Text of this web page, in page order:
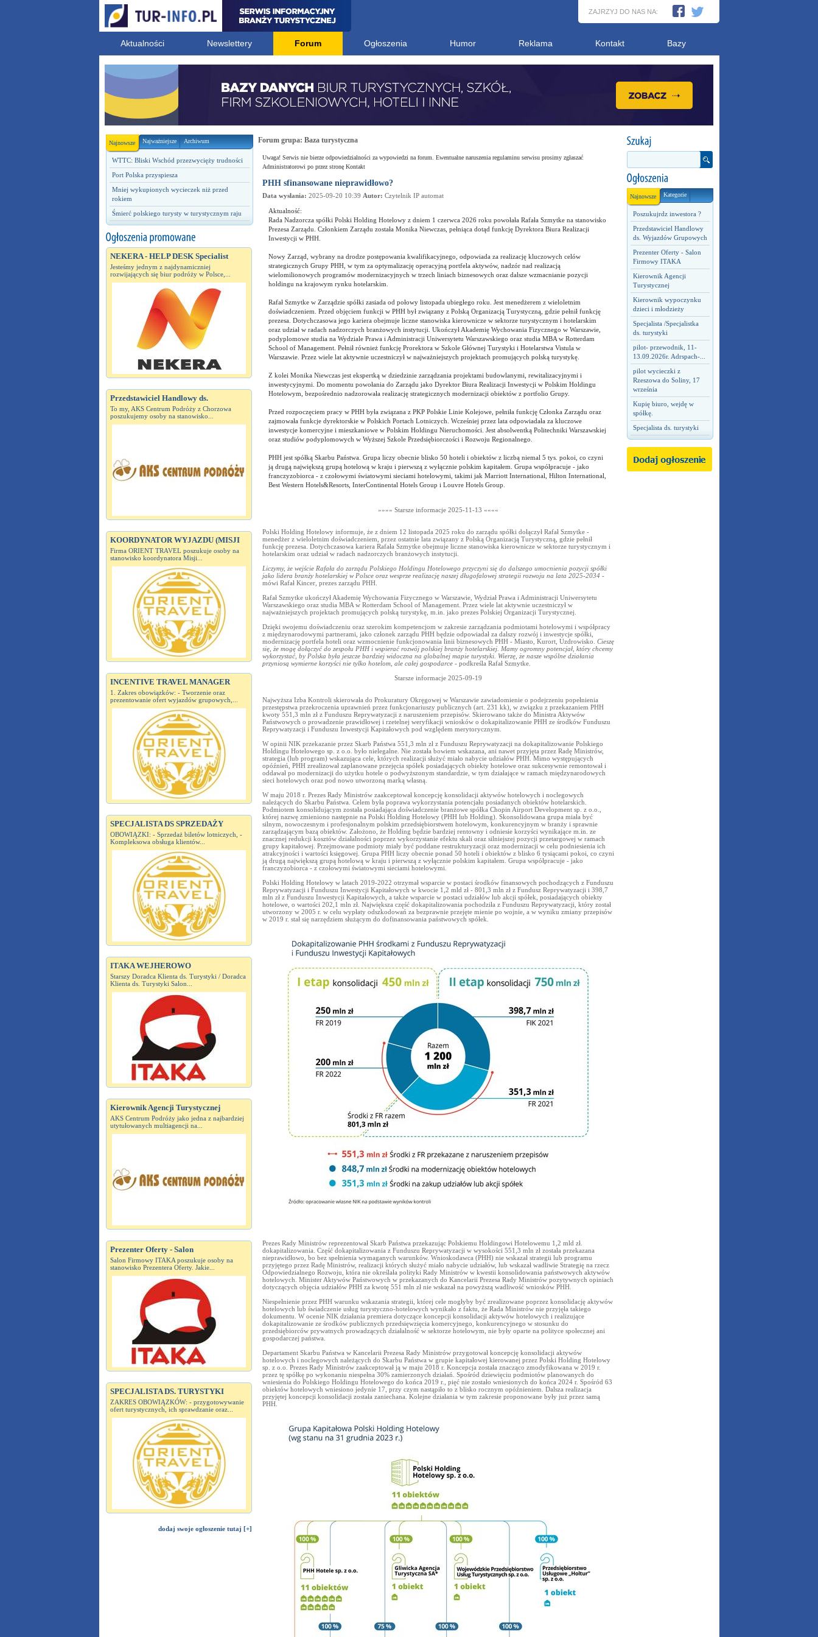
ZAJRZYJ DO NAS NA:
Aktualności Newslettery Forum Ogłoszenia Humor Reklama Kontakt Bazy
Najnowsze Najważniejsze Archiwum
WTTC: Bliski Wschód przezwycięży trudności
Port Polska przyspiesza
Mniej wykupionych wycieczek niż przed
rokiem
Śmierć polskiego turysty w turystycznym raju
NEKERA - HELP DESK Specialist
Jesteśmy jednym z najdynamiczniej
rozwijających się biur podróży w Polsce,...
Przedstawiciel Handlowy ds.
To my, AKS Centrum Podróży z Chorzowa
poszukujemy osoby na stanowisko...
KOORDYNATOR WYJAZDU (MISJI
Firma ORIENT TRAVEL poszukuje osoby na
stanowisko koordynatora Misji...
INCENTIVE TRAVEL MANAGER
1. Zakres obowiązków: - Tworzenie oraz
prezentowanie ofert wyjazdów grupowych,...
SPECJALISTA DS SPRZEDAŻY
OBOWIĄZKI: - Sprzedaż biletów lotniczych, -
Kompleksowa obsługa klientów...
ITAKA WEJHEROWO
Starszy Doradca Klienta ds. Turystyki / Doradca
Klienta ds. Turystyki Salon...
Kierownik Agencji Turystycznej
AKS Centrum Podróży jako jedna z najbardziej
utytułowanych multiagencji na...
Prezenter Oferty - Salon
Salon Firmowy ITAKA poszukuje osoby na
stanowisko Prezentera Oferty. Jakie...
SPECJALISTA DS. TURYSTYKI
ZAKRES OBOWIĄZKÓW: - przygotowywanie
ofert turystycznych, ich sprawdzanie oraz...
dodaj swoje ogłoszenie tutaj [+]
Najnowsze Kategorie
Poszukujrdz inwestora ?
Przedstawiciel Handlowy
ds. Wyjazdów Grupowych
Prezenter Oferty - Salon
Firmowy ITAKA
Kierownik Agencji
Turystycznej
Kierownik wypoczynku
dzieci i młodzieży
Specjalista /Specjalistka
ds. turystyki
pilot- przewodnik, 11-
13.09.2026r. Adrspach-...
pilot wycieczki z
Rzeszowa do Soliny, 17
września
Kupię biuro, wejdę w
spółkę.
Specjalista ds. turystyki
Forum grupa: Baza turystyczna
Uwaga! Serwis nie bierze odpowiedzialności za wypowiedzi na forum. Ewentualne naruszenia regulaminu serwisu prosimy zgłaszać
Administratorowi po przez stronę Kontakt
PHH sfinansowane nieprawidłowo?
Data wysłania: 2025-09-20 10:39 Autor: Czytelnik IP automat
Aktualność:
Rada Nadzorcza spółki Polski Holding Hotelowy z dniem 1 czerwca 2026 roku powołała Rafała Szmytke na stanowisko
Prezesa Zarządu. Członkiem Zarządu została Monika Niewczas, pełniąca dotąd funkcję Dyrektora Biura Realizacji
Inwestycji w PHH.
Nowy Zarząd, wybrany na drodze postępowania kwalifikacyjnego, odpowiada za realizację kluczowych celów
strategicznych Grupy PHH, w tym za optymalizację operacyjną portfela aktywów, nadzór nad realizacją
wielomilionowych programów modernizacyjnych w trzech liniach biznesowych oraz dalsze wzmacnianie pozycji
holdingu na krajowym rynku hotelarskim.
Rafał Szmytke w Zarządzie spółki zasiada od połowy listopada ubiegłego roku. Jest menedżerem z wieloletnim
doświadczeniem. Przed objęciem funkcji w PHH był związany z Polską Organizacją Turystyczną, gdzie pełnił funkcję
prezesa. Dotychczasowa jego kariera obejmuje liczne stanowiska kierownicze w sektorze turystycznym i hotelarskim
oraz udział w radach nadzorczych branżowych instytucji. Ukończył Akademię Wychowania Fizycznego w Warszawie,
podyplomowe studia na Wydziale Prawa i Administracji Uniwersytetu Warszawskiego oraz studia MBA w Rotterdam
School of Management. Pełnił również funkcję Prorektora w Szkole Głównej Turystyki i Hotelarstwa Vistula w
Warszawie. Przez wiele lat aktywnie uczestniczył w najważniejszych projektach promujących polską turystykę.
Z kolei Monika Niewczas jest ekspertką w dziedzinie zarządzania projektami budowlanymi, rewitalizacyjnymi i
inwestycyjnymi. Do momentu powołania do Zarządu jako Dyrektor Biura Realizacji Inwestycji w Polskim Holdingu
Hotelowym, bezpośrednio nadzorowała realizację strategicznych modernizacji obiektów z portfolio Grupy.
Przed rozpoczęciem pracy w PHH była związana z PKP Polskie Linie Kolejowe, pełniła funkcję Członka Zarządu oraz
zajmowała funkcje dyrektorskie w Polskich Portach Lotniczych. Wcześniej przez lata odpowiadała za kluczowe
inwestycje komercyjne i mieszkaniowe w Polskim Holdingu Nieruchomości. Jest absolwentką Politechniki Warszawskiej
oraz studiów podyplomowych w Wyższej Szkole Przedsiębiorczości i Rozwoju Regionalnego.
PHH jest spółką Skarbu Państwa. Grupa liczy obecnie blisko 50 hoteli i obiektów z liczbą niemal 5 tys. pokoi, co czyni
ją drugą największą grupą hotelową w kraju i pierwszą z wyłącznie polskim kapitałem. Grupa współpracuje - jako
franczyzobiorca - z czołowymi światowymi sieciami hotelowymi, takimi jak Marriott International, Hilton International,
Best Western Hotels&Resorts, InterContinental Hotels Group i Louvre Hotels Group.
»»»» Starsze informacje 2025-11-13 ««««
Polski Holding Hotelowy informuje, że z dniem 12 listopada 2025 roku do zarządu spółki dołączył Rafał Szmytke -
menedżer z wieloletnim doświadczeniem, przez ostatnie lata związany z Polską Organizacją Turystyczną, gdzie pełnił
funkcję prezesa. Dotychczasowa kariera Rafała Szmytke obejmuje liczne stanowiska kierownicze w sektorze turystycznym i
hotelarskim oraz udział w radach nadzorczych branżowych instytucji.
Liczymy, że wejście Rafała do zarządu Polskiego Holdingu Hotelowego przyczyni się do dalszego umocnienia pozycji spółki
jako lidera branży hotelarskiej w Polsce oraz wesprze realizację naszej długofalowej strategii rozwoju na lata 2025-2034 -
mówi Rafał Kincer, prezes zarządu PHH.
Rafał Szmytke ukończył Akademię Wychowania Fizycznego w Warszawie, Wydział Prawa i Administracji Uniwersytetu
Warszawskiego oraz studia MBA w Rotterdam School of Management. Przez wiele lat aktywnie uczestniczył w
najważniejszych projektach promujących polską turystykę, m.in. jako prezes Polskiej Organizacji Turystycznej.
Dzięki swojemu doświadczeniu oraz szerokim kompetencjom w zakresie zarządzania podmiotami hotelowymi i współpracy
z międzynarodowymi partnerami, jako członek zarządu PHH będzie odpowiadał za dalszy rozwój i inwestycje spółki,
modernizację portfela hoteli oraz wzmocnienie funkcjonowania linii biznesowych PHH - Miasto, Kurort, Uzdrowisko. Cieszę
się, że mogę dołączyć do zespołu PHH i wspierać rozwój polskiej branży hotelarskiej. Mamy ogromny potencjał, który chcemy
wykorzystać, by Polska była jeszcze bardziej widoczna na globalnej mapie turystyki. Wierzę, że nasze wspólne działania
przyniosą wymierne korzyści nie tylko hotelom, ale całej gospodarce - podkreśla Rafał Szmytke.
Starsze informacje 2025-09-19
Najwyższa Izba Kontroli skierowała do Prokuratury Okręgowej w Warszawie zawiadomienie o podejrzeniu popełnienia
przestępstwa przekroczenia uprawnień przez funkcjonariuszy publicznych (art. 231 kk), w związku z przekazaniem PHH
kwoty 551,3 mln zł z Funduszu Reprywatyzacji z naruszeniem przepisów. Skierowano także do Ministra Aktywów
Państwowych o prowadzenie prawidłowej i rzetelnej weryfikacji wniosków o dokapitalizowanie PHH ze środków Funduszu
Reprywatyzacji i Funduszu Inwestycji Kapitałowych pod względem merytorycznym.
W opinii NIK przekazanie przez Skarb Państwa 551,3 mln zł z Funduszu Reprywatyzacji na dokapitalizowanie Polskiego
Holdingu Hotelowego sp. z o.o. było nielegalne. Nie została bowiem wskazana, ani nawet przyjęta przez Radę Ministrów,
strategia (lub program) wskazująca cele, których realizacji służyć miało nabycie udziałów PHH. Mimo występujących
opóźnień, PHH zrealizował zaplanowane przejęcia spółek posiadających obiekty hotelowe oraz sukcesywnie remontował i
oddawał po modernizacji do użytku hotele o podwyższonym standardzie, w tym działające w ramach międzynarodowych
sieci hotelowych oraz pod nowo utworzoną marką własną.
W maju 2018 r. Prezes Rady Ministrów zaakceptował koncepcję konsolidacji aktywów hotelowych i noclegowych
należących do Skarbu Państwa. Celem była poprawa wykorzystania potencjału posiadanych obiektów hotelarskich.
Podmiotem konsolidującym została posiadająca doświadczenie branżowe spółka Chopin Airport Development sp. z o.o.,
której nazwę zmieniono następnie na Polski Holding Hotelowy (PHH lub Holding). Skonsolidowana grupa miała być
silnym, nowoczesnym i profesjonalnym polskim przedsiębiorstwem hotelowym, konkurencyjnym w branży i sprawnie
zarządzającym bazą obiektów. Założono, że Holding będzie bardziej rentowny i odniesie korzyści wynikające m.in. ze
znacznej redukcji kosztów działalności poprzez wykorzystanie efektu skali oraz silniejszej pozycji przetargowej w ramach
grupy kapitałowej. Przejmowane podmioty miały być poddane restrukturyzacji oraz modernizacji w celu podniesienia ich
atrakcyjności i wartości księgowej. Grupa PHH liczy obecnie ponad 50 hoteli i obiektów z blisko 6 tysiącami pokoi, co czyni
ją drugą największą grupą hotelową w kraju i pierwszą z wyłącznie polskim kapitałem. Grupa współpracuje - jako
franczyzobiorca - z czołowymi światowymi sieciami hotelowymi.
Polski Holding Hotelowy w latach 2019-2022 otrzymał wsparcie w postaci środków finansowych pochodzących z Funduszu
Reprywatyzacji i Funduszu Inwestycji Kapitałowych w kwocie 1,2 mld zł - 801,3 mln zł z Fundusz Reprywatyzacji i 398,7
mln zł z Funduszu Inwestycji Kapitałowych, a także wsparcie w postaci udziałów lub akcji spółek, posiadających obiekty
hotelowe, o wartości 202,1 mln zł. Największa część dokapitalizowania pochodziła z Funduszu Reprywatyzacji, który został
utworzony w 2005 r. w celu wypłaty odszkodowań za bezprawnie przejęte mienie po wojnie, a w wyniku zmiany przepisów
w 2019 r. stał się narzędziem służącym do dofinansowania państwowych spółek.
Prezes Rady Ministrów reprezentował Skarb Państwa przekazując Polskiemu Holdingowi Hotelowemu 1,2 mld zł.
dokapitalizowania. Część dokapitalizowania z Funduszu Reprywatyzacji w wysokości 551,3 mln zł została przekazana
nieprawidłowo, bo bez spełnienia wymaganych warunków. Wnioskodawca (PHH) nie wskazał strategii lub programu
przyjętego przez Radę Ministrów, realizacji których służyć miało nabycie udziałów, lub wskazał wadliwie Strategię na rzecz
Odpowiedzialnego Rozwoju, która nie określała polityki Rady Ministrów w kwestii konsolidowania państwowych aktywów
hotelowych. Minister Aktywów Państwowych w przekazanych do Kancelarii Prezesa Rady Ministrów pozytywnych opiniach
dotyczących objęcia udziałów PHH za kwotę 551 mln zł nie wskazał na powyższą wadliwość wniosków PHH.
Niespełnienie przez PHH warunku wskazania strategii, której cele mogłyby być zrealizowane poprzez konsolidację aktywów
hotelowych lub świadczenie usług turystyczno-hotelowych wynikało z faktu, że Rada Ministrów nie przyjęła takiego
dokumentu. W ocenie NIK działania premiera dotyczące koncepcji konsolidacji aktywów hotelowych i realizujące
dokapitalizowanie ze środków publicznych przedsięwzięcia komercyjnego, konkurencyjnego w stosunku do
przedsiębiorców prywatnych prowadzących działalność w sektorze hotelowym, nie były oparte na polityce społecznej ani
gospodarczej państwa.
Departament Skarbu Państwa w Kancelarii Prezesa Rady Ministrów przygotował koncepcję konsolidacji aktywów
hotelowych i noclegowych należących do Skarbu Państwa w grupie kapitałowej kierowanej przez Polski Holding Hotelowy
sp. z o.o. Prezes Rady Ministrów zaakceptował ją w maju 2018 r. Koncepcja została znacząco zmodyfikowana w 2019 r.
przez tę spółkę po wykonaniu niespełna 30% zamierzonych działań. Spośród dziewięciu podmiotów planowanych do
wniesienia do Polskiego Holdingu Hotelowego do końca 2019 r., pięć nie zostało wniesionych do końca 2024 r. Spośród 63
obiektów hotelowych wniesiono jedynie 17, przy czym nastąpiło to z blisko rocznym opóźnieniem. Dalsza realizacja
przyjętej koncepcji konsolidacji została zaniechana. Kolejne działania w tym zakresie proponowane były już przez samą
PHH.